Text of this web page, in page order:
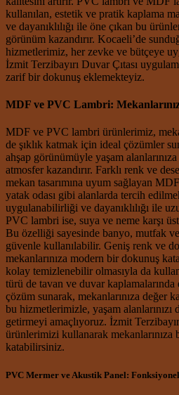
kullanılan, estetik ve pratik kaplama
ve dayanıklılığı ile öne çıkan bu
görünüm kazandırır. Kocaeli’de
hizmetlerimiz, her zevke ve bütçeye
İzmit Terzibayırı Duvar Çıtası
zarif bir dokunuş eklemekteyiz.
MDF ve PVC Lambri:
MDF ve PVC lambri ürünlerimiz,
de şıklık katmak için ideal çözümler
ahşap görünümüyle yaşam
atmosfer kazandırır. Farklı renk ve
mekan tasarımına uyum sağlayan
yatak odası gibi alanlarda tercih
uygulanabilirliği ve dayanıklılığı ile
PVC lambri ise, suya ve neme karşı
Bu özelliği sayesinde banyo, mutfak
güvenle kullanılabilir. Geniş renk ve
mekanlarınıza modern bir dokunuş
kolay temizlenebilir olmasıyla da
türü de tavan ve duvar
çözüm sunarak, mekanlarınıza değer
bu hizmetlerimizle, yaşam alanlarınızı
getirmeyi amaçlıyoruz. İzmit
ürünlerimizi kullanarak
katabilirsiniz.
PVC Mermer ve Akustik Panel: